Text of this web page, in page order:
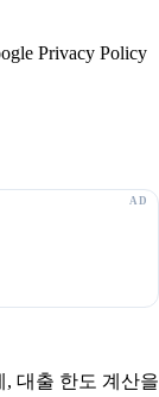
Privacy Policy
대출 한도 계산을